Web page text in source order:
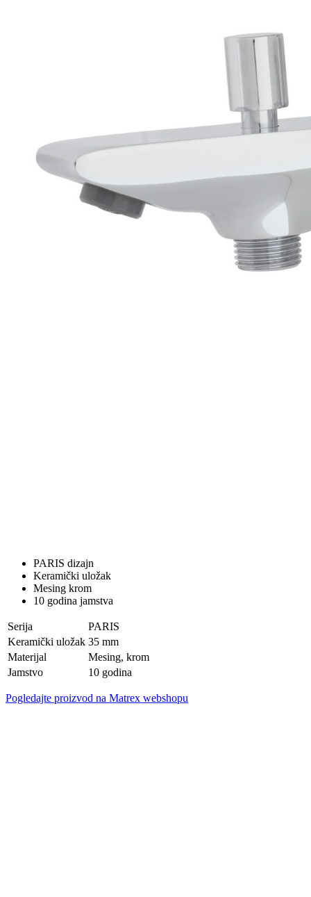
PARIS dizajn
Keramički uložak
Mesing krom
10 godina jamstva
Serija
PARIS
Keramički uložak 35 mm
Materijal
Mesing, krom
Jamstvo
10 godina
Pogledajte proizvod na Matrex webshopu